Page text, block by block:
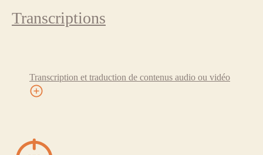
Transcriptions
Transcription et traduction de contenus audio ou vidéo